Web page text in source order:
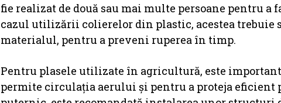
fie realizat de două sau mai multe persoane pentru
cazul utilizării colierelor din plastic, acestea trebuie
materialul, pentru a preveni ruperea în timp.
Pentru plasele utilizate în agricultură, este
permite circulația aerului și pentru a proteja eficient